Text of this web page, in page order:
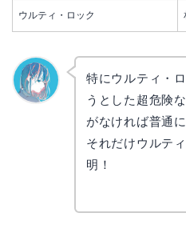
ウルティ・ロック
特にウルティ・
うとした超危険
がなければ普通
それだけウルテ
明！